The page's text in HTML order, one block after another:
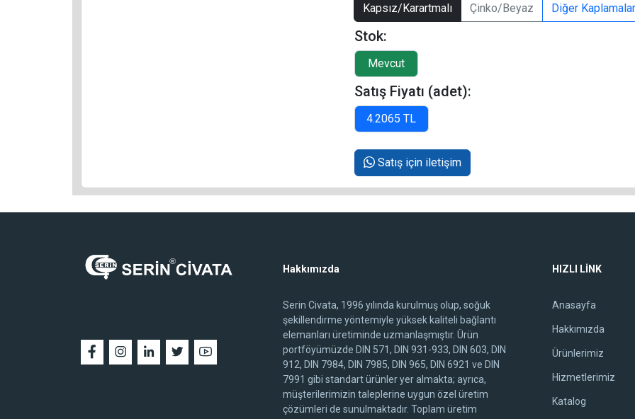
Kapsız/Karartmalı Çinko/Beyaz Diğer Kaplamalar
Stok:
Satış Fiyatı (adet):
Satış için iletişim
Hakkımızda
Serin Civata, 1996 yılında kurulmuş olup, soğuk
şekillendirme yöntemiyle yüksek kaliteli bağlantı
elemanları üretiminde uzmanlaşmıştır. Ürün
portföyümüzde DIN 571, DIN 931-933, DIN 603, DIN
912, DIN 7984, DIN 7985, DIN 965, DIN 6921 ve DIN
7991 gibi standart ürünler yer almakta; ayrıca,
müşterilerimizin taleplerine uygun özel üretim
çözümleri de sunulmaktadır. Toplam üretim
HIZLI LİNK
Anasayfa
Hakkımızda
Ürünlerimiz
Hizmetlerimiz
Katalog